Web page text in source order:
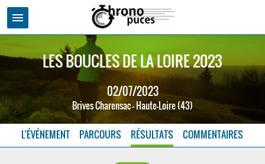
menu
LES BOUCLES DE LA LOIRE 2023
02/07/2023
Brives Charensac - Haute-Loire (43)
L'ÉVÉNEMENT PARCOURS RÉSULTATS COMMENTAIRES